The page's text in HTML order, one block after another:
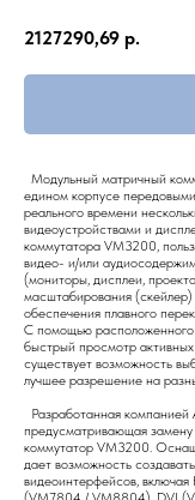
2127290,69 р.
Модульный матричный
едином корпусе
реального времени
видеоустройствами и
коммутатора VM3200,
видео- и/или
(мониторы, дисплеи,
масштабирования
обеспечения плавного
С помощью
быстрый просмотр
существует возможность
лучшее разрешение на
Разработанная компанией
предусматривающая замену
коммутатор VM3200.
дает возможность
видеоинтерфейсов,